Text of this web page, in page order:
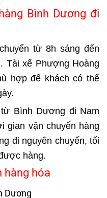
Bình Dương đi
từ 8h sáng đến
Tài xế Phượng Hoàng
hợp để khách có thể
Bình Dương đi Nam
gian vận chuyển hàng
đi nguyên chuyến, tối
hàng.
hàng hóa
Dương